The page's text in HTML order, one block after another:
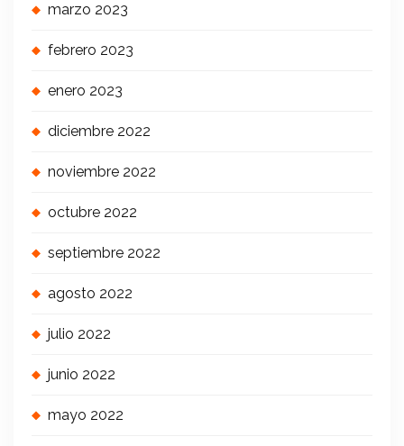
marzo 2023
febrero 2023
enero 2023
diciembre 2022
noviembre 2022
octubre 2022
septiembre 2022
agosto 2022
julio 2022
junio 2022
mayo 2022